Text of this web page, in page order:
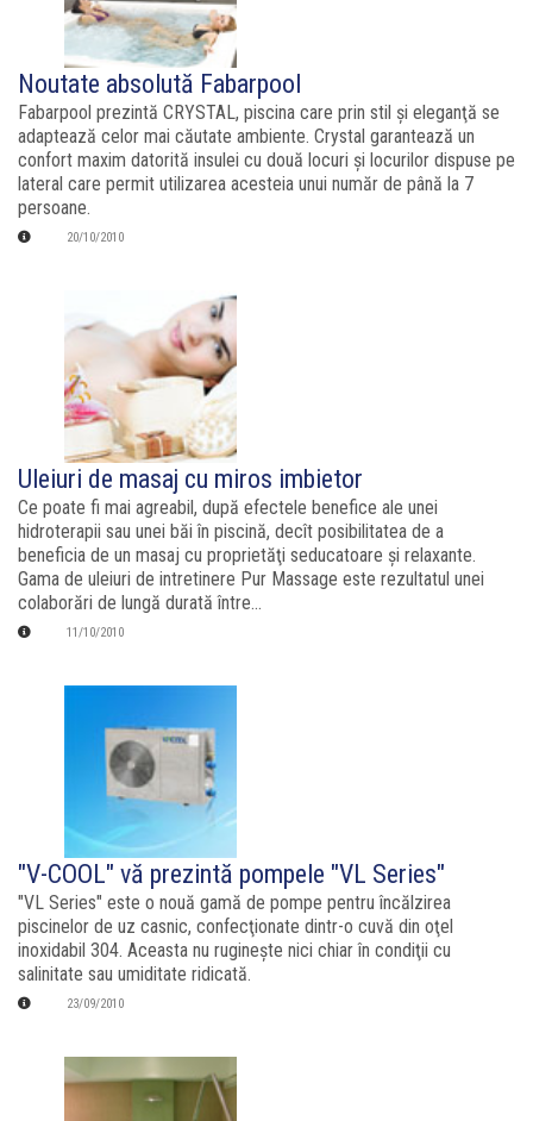
Noutate absolută Fabarpool
Fabarpool prezintă CRYSTAL, piscina care prin stil şi eleganţă se
adaptează celor mai căutate ambiente. Crystal garantează un
confort maxim datorită insulei cu două locuri şi locurilor dispuse pe
lateral care permit utilizarea acesteia unui număr de până la 7
persoane.
20/10/2010
Uleiuri de masaj cu miros imbietor
Ce poate fi mai agreabil, după efectele benefice ale unei
hidroterapii sau unei băi în piscină, decît posibilitatea de a
beneficia de un masaj cu proprietăţi seducatoare şi relaxante.
Gama de uleiuri de intretinere Pur Massage este rezultatul unei
colaborări de lungă durată între...
11/10/2010
"V-COOL" vă prezintă pompele "VL Series"
"VL Series" este o nouă gamă de pompe pentru încălzirea
piscinelor de uz casnic, confecţionate dintr-o cuvă din oţel
inoxidabil 304. Aceasta nu rugineşte nici chiar în condiţii cu
salinitate sau umiditate ridicată.
23/09/2010